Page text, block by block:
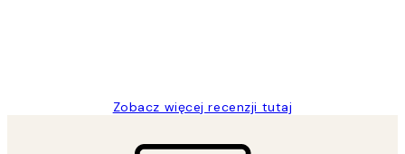
Zobacz więcej recenzji tutaj